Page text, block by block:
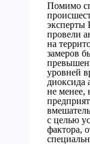
Помимо
эксперты
провели
на
замеров
уровней
диоксида
не менее,
с целью
фактора,